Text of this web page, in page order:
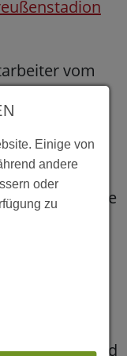
vom
„Im Laufe
Junge
beispielsweise
ihrer
und
den
widmen –
Hintergrund
Einige von
andere
oder
zu